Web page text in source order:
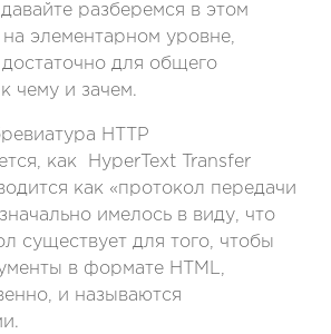
разберемся в этом
элементарном уровне,
для общего
чему и зачем.
HTTP
как HyperText Transfer
как «протокол передачи
имелось в виду, что
существует для того, чтобы
в формате HTML,
и называются